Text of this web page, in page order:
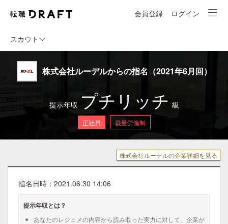
会員登録 ログイン
スカウト
株式会社ルーデルからの指名（2021年6月回）
提示年収 プチリッチ 級
正社員 裁量労働制
株式会社ルーデルの企業詳細を見る
指名日時：2021.06.30 14:06
提示年収とは？
あなたのレジュメの内容から読み取った実力に対して、企業が